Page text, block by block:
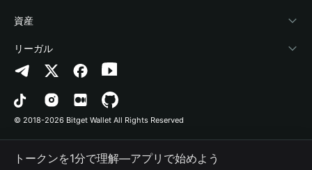
Help Center
お問い合わせ
ブランドリソース
キャリア
Crypto Swap API
Altcoin Season Index
Prediction Markets
DApp
RWA
Bitget Wallet Pay
プロジェクトを掲載
セキュリティ技術
暗号資産を購入
認証検出
コントラクト検出
一括送金
資産
Arbitrum
Avalanche
Bitcoin
Polygon
リーガル
プライバシーポリシー
利用規約
© 2018-2026 Bitget Wallet All Rights Reserved
トークンを1分で理解―アプリで始めよう